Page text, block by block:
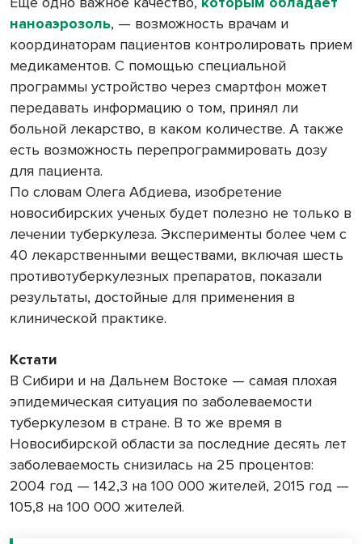
наноаэрозоль, — возможность врачам и
координаторам пациентов контролировать прием
медикаментов. С помощью специальной
программы устройство через смартфон может
передавать информацию о том, принял ли
больной лекарство, в каком количестве. А также
есть возможность перепрограммировать дозу
для пациента.
По словам Олега Абдиева, изобретение
новосибирских ученых будет полезно не только в
лечении туберкулеза. Эксперименты более чем с
40 лекарственными веществами, включая шесть
противотуберкулезных препаратов, показали
результаты, достойные для применения в
клинической практике.
Кстати
В Сибири и на Дальнем Востоке — самая плохая
эпидемическая ситуация по заболеваемости
туберкулезом в стране. В то же время в
Новосибирской области за последние десять лет
заболеваемость снизилась на 25 процентов:
2004 год — 142,3 на 100 000 жителей, 2015 год —
105,8 на 100 000 жителей.